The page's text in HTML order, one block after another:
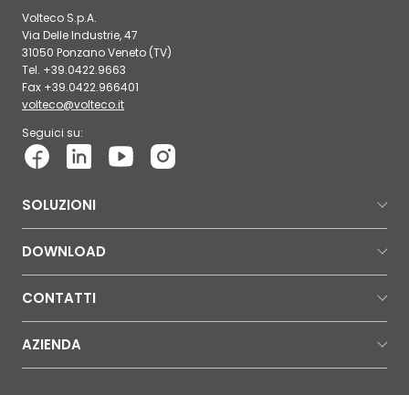
Volteco S.p.A.
Via Delle Industrie, 47
31050 Ponzano Veneto (TV)
Tel. +39.0422.9663
Fax +39.0422.966401
volteco@volteco.it
Seguici su:
SOLUZIONI
DOWNLOAD
CONTATTI
AZIENDA